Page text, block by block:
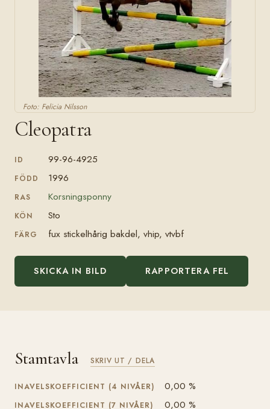
Foto: Felicia Nilsson
Cleopatra
ID 99-96-4925
FÖDD 1996
RAS Korsningsponny
KÖN Sto
FÄRG fux stickelhårig bakdel, vhip, vtvbf
SKICKA IN BILD RAPPORTERA FEL
Stamtavla SKRIV UT / DELA
INAVELSKOEFFICIENT (4 NIVÅER) 0,00 %
INAVELSKOEFFICIENT (7 NIVÅER) 0,00 %